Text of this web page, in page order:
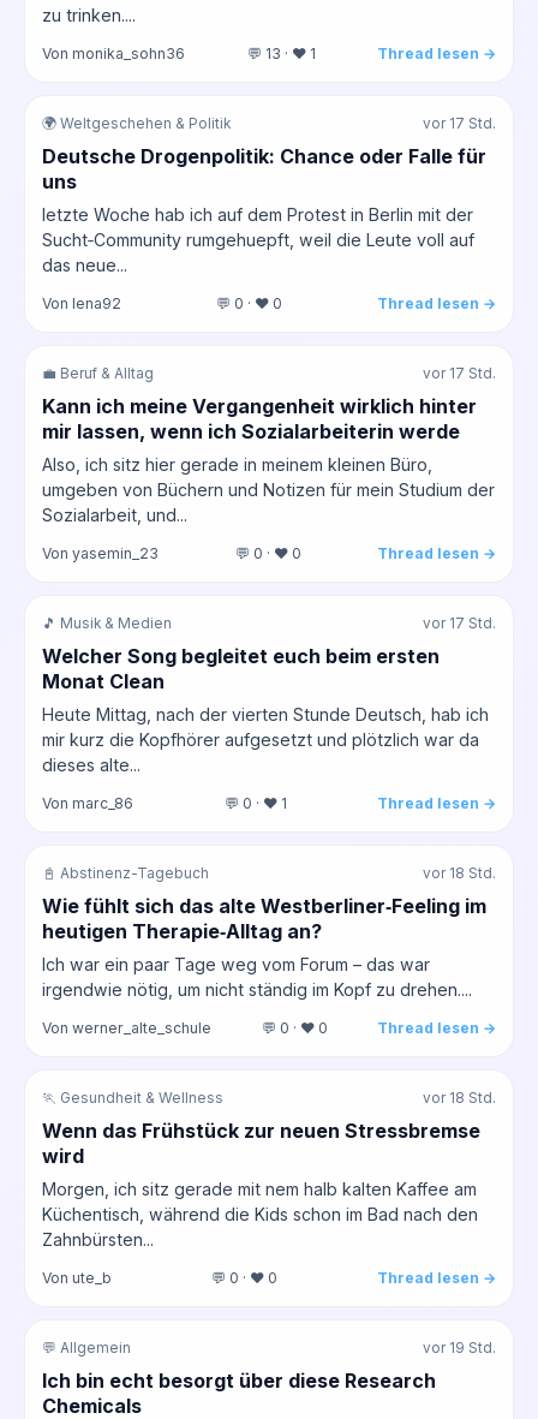
zu trinken....
Von monika_sohn36 💬 13 · ❤️ 1 Thread lesen →
🌍 Weltgeschehen & Politik vor 17 Std.
Deutsche Drogenpolitik: Chance oder Falle für
uns
letzte Woche hab ich auf dem Protest in Berlin mit der
Sucht‑Community rumgehuepft, weil die Leute voll auf
das neue...
Von lena92 💬 0 · ❤️ 0 Thread lesen →
💼 Beruf & Alltag vor 17 Std.
Kann ich meine Vergangenheit wirklich hinter
mir lassen, wenn ich Sozialarbeiterin werde
Also, ich sitz hier gerade in meinem kleinen Büro,
umgeben von Büchern und Notizen für mein Studium der
Sozialarbeit, und...
Von yasemin_23 💬 0 · ❤️ 0 Thread lesen →
🎵 Musik & Medien vor 17 Std.
Welcher Song begleitet euch beim ersten
Monat Clean
Heute Mittag, nach der vierten Stunde Deutsch, hab ich
mir kurz die Kopfhörer aufgesetzt und plötzlich war da
dieses alte...
Von marc_86 💬 0 · ❤️ 1 Thread lesen →
📓 Abstinenz-Tagebuch vor 18 Std.
Wie fühlt sich das alte Westberliner‑Feeling im
heutigen Therapie‑Alltag an?
Ich war ein paar Tage weg vom Forum – das war
irgendwie nötig, um nicht ständig im Kopf zu drehen....
Von werner_alte_schule 💬 0 · ❤️ 0 Thread lesen →
🏃 Gesundheit & Wellness vor 18 Std.
Wenn das Frühstück zur neuen Stressbremse
wird
Morgen, ich sitz gerade mit nem halb kalten Kaffee am
Küchentisch, während die Kids schon im Bad nach den
Zahnbürsten...
Von ute_b 💬 0 · ❤️ 0 Thread lesen →
💬 Allgemein vor 19 Std.
Ich bin echt besorgt über diese Research
Chemicals